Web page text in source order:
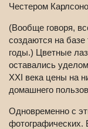
Честером
(Вообще говоря,
создаются на базе
годы.) Цветные
оставались
XXI века цены на
домашнего
Одновременно с